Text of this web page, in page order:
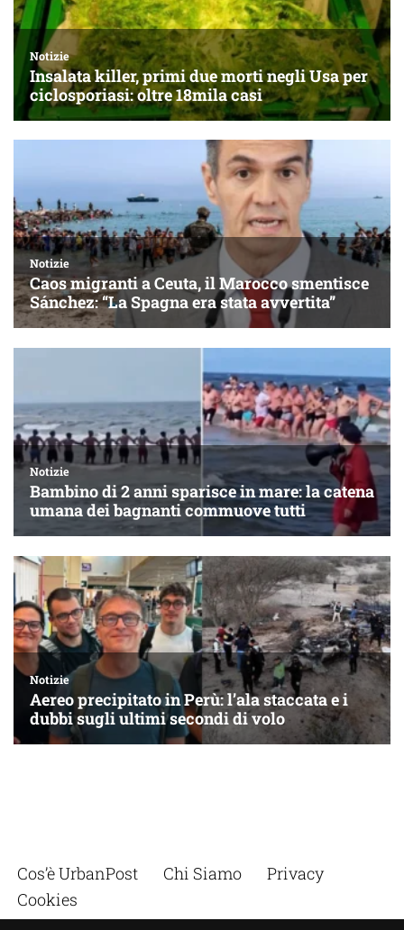
Cos’è UrbanPost Chi Siamo
Privacy
Cookies